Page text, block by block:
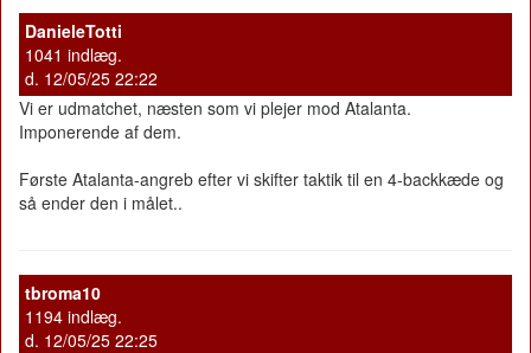
DanieleTotti
1041 indlæg.
d. 12/05/25 22:22
Vi er udmatchet, næsten som vi plejer mod Atalanta.
Imponerende af dem.
Første Atalanta-angreb efter vi skifter taktik til en 4-backkæde og
så ender den i målet..
tbroma10
1194 indlæg.
d. 12/05/25 22:25